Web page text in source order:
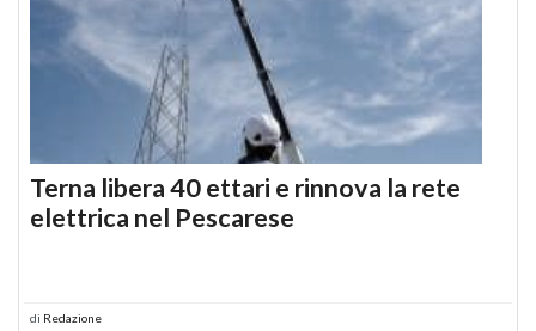
Terna libera 40 ettari e rinnova la rete
elettrica nel Pescarese
di Redazione